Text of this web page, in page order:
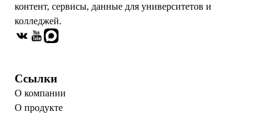
контент, сервисы, данные для университетов и
колледжей.
Ссылки
О компании
О продукте